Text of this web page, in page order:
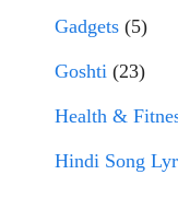
Gadgets (5)
Goshti (23)
Health &
Hindi Song